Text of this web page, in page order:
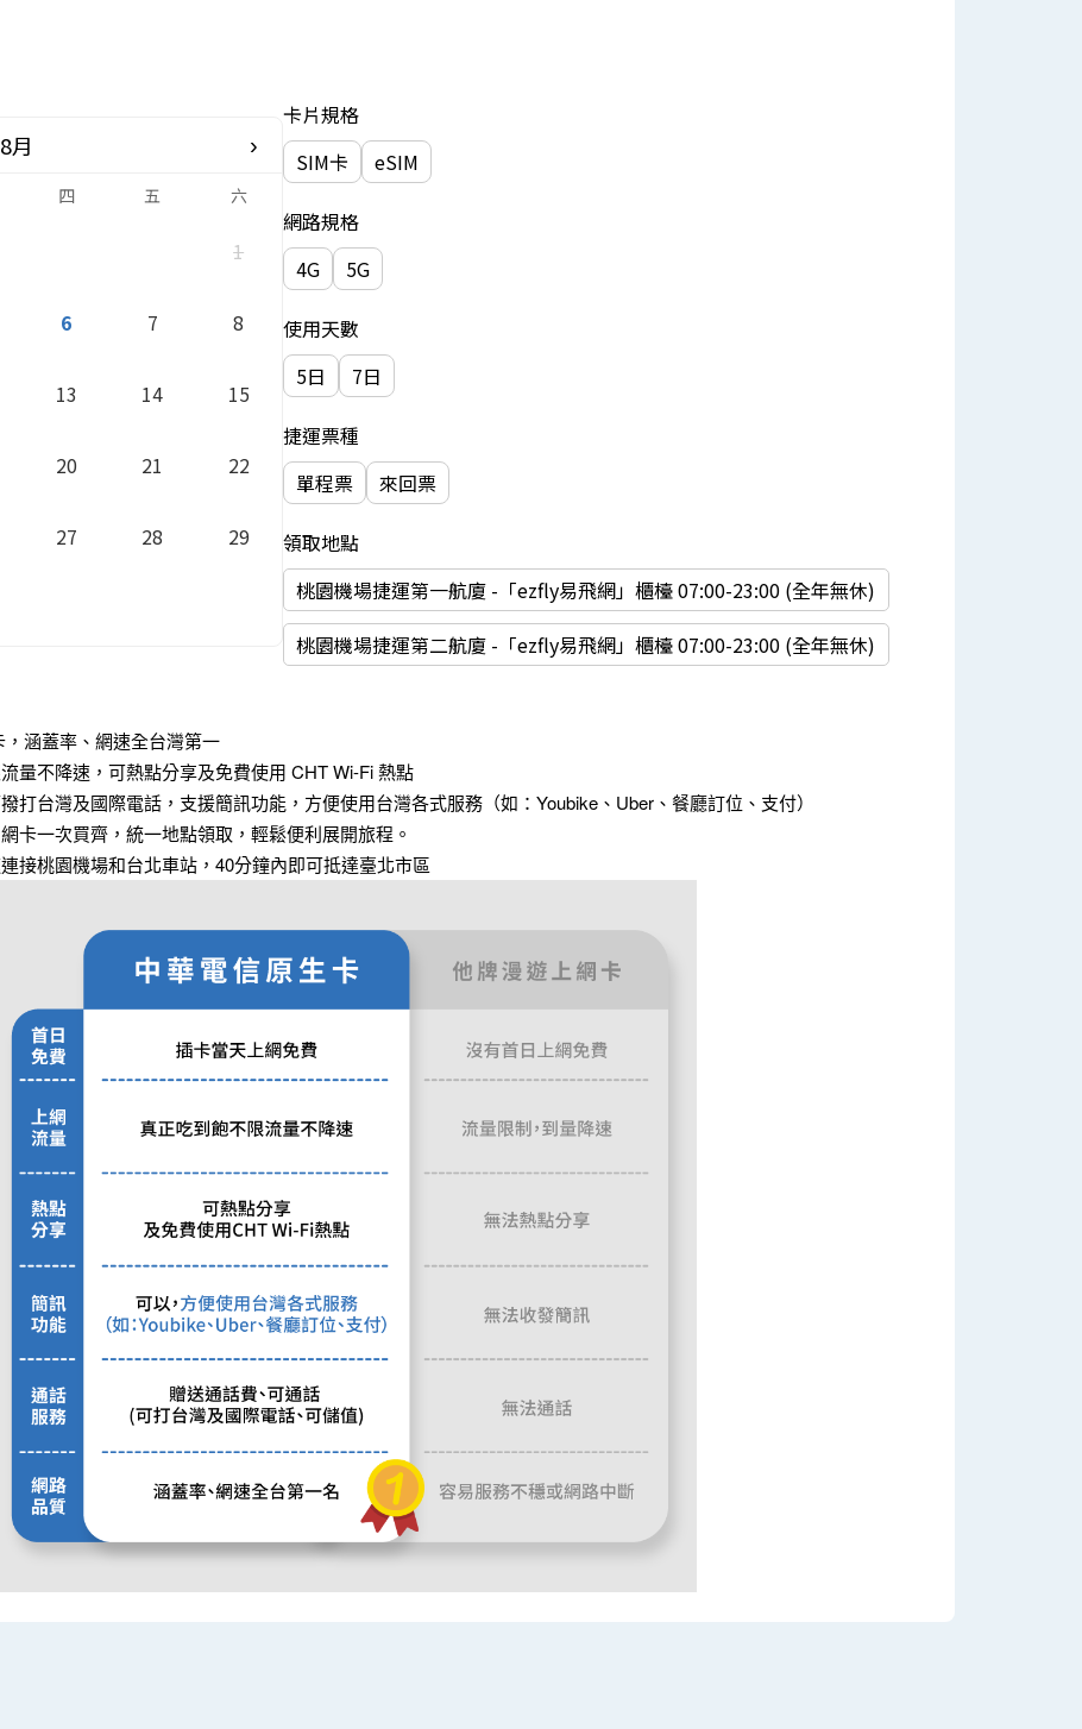
月 ›
四 五 六
1
6 7 8
13 14 15
20 21 22
27 28 29
卡片規格
SIM卡
eSIM
網路規格
4G
5G
使用天數
5日
7日
捷運票種
單程票
來回票
領取地點
桃園機場捷運第一航廈 -「ezfly易飛網」櫃檯 07:00-23:00 (全年無休)
桃園機場捷運第二航廈 -「ezfly易飛網」櫃檯 07:00-23:00 (全年無休)
涵蓋率、網速全台灣第一
量不降速，可熱點分享及免費使用 CHT Wi-Fi 熱點
打台灣及國際電話，支援簡訊功能，方便使用台灣各式服務（如：Youbike、Uber、餐廳訂位、支付）
卡一次買齊，統一地點領取，輕鬆便利展開旅程。
接桃園機場和台北車站，40分鐘內即可抵達臺北市區